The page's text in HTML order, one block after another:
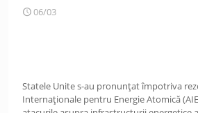
06/03
Statele Unite s-au pronunțat împotriva
Internaționale pentru Energie Atomică